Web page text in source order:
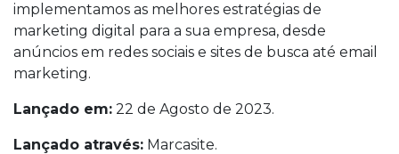
implementamos as melhores estratégias de
marketing digital para a sua empresa, desde
anúncios em redes sociais e sites de busca até email
marketing.
Lançado em: 22 de Agosto de 2023.
Lançado através: Marcasite.